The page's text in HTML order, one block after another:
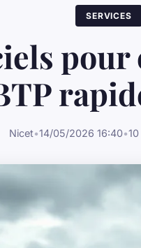
SERVICES
Nicet•14/05/2026 16:40•